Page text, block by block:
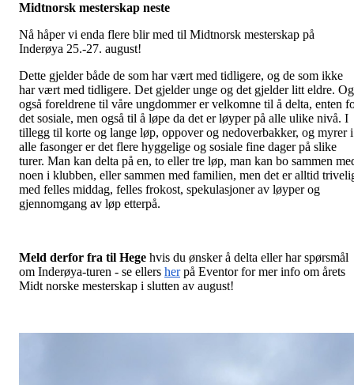
Midtnorsk mesterskap neste
Nå håper vi enda flere blir med til Midtnorsk mesterskap på
Inderøya 25.-27. august!
Dette gjelder både de som har vært med tidligere, og de som ikke
har vært med tidligere. Det gjelder unge og det gjelder litt eldre. Og
også foreldrene til våre ungdommer er velkomne til å delta, enten
det sosiale, men også til å løpe da det er løyper på alle ulike nivå. I
tillegg til korte og lange løp, oppover og nedoverbakker, og myrer i
alle fasonger er det flere hyggelige og sosiale fine dager på slike
turer. Man kan delta på en, to eller tre løp, man kan bo sammen
noen i klubben, eller sammen med familien, men det er alltid
med felles middag, felles frokost, spekulasjoner av løyper og
gjennomgang av løp etterpå.
Meld derfor fra til Hege hvis du ønsker å delta eller har spørsmål
om Inderøya-turen - se ellers herpå Eventor for mer info om årets
Midt norske mesterskap i slutten av august!